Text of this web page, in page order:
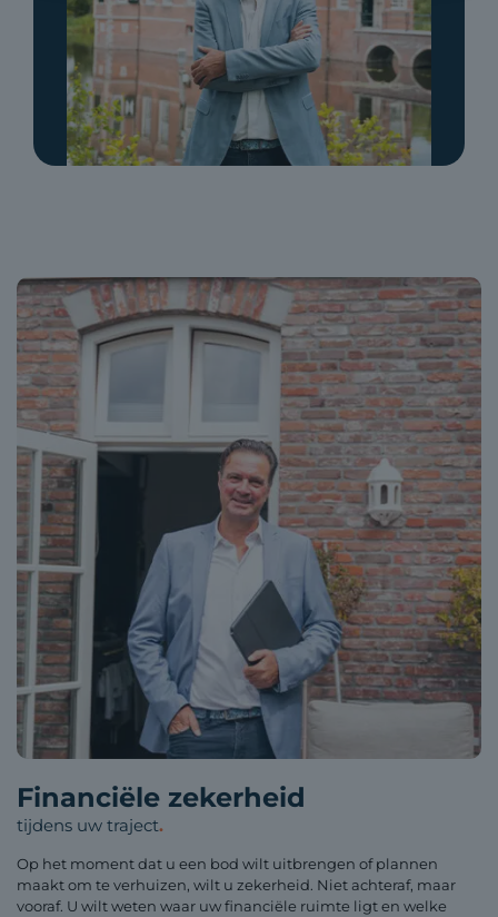
Financiële zekerheid
tijdens uw traject.
Op het moment dat u een bod wilt uitbrengen of plannen
maakt om te verhuizen, wilt u zekerheid. Niet achteraf, maar
vooraf. U wilt weten waar uw financiële ruimte ligt en welke